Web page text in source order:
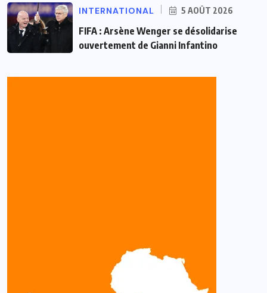
INTERNATIONAL 5 AOÛT 2026
FIFA : Arsène Wenger se désolidarise
ouvertement de Gianni Infantino